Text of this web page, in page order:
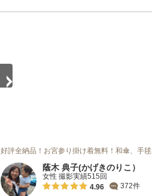
好評全納品！お宮参り掛け着無料！和傘、手毬
蔭木 典子(かげきのりこ）
女性 撮影実績515回
4.96
372件